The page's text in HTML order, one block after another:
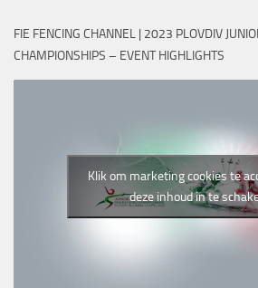
FIE FENCING CHANNEL | 2023 PLOVDIV
CHAMPIONSHIPS – EVENT HIGHLIGHTS
Klik om marketing cookies te
deze inhoud in te